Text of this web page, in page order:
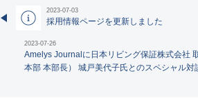
2023-07-03
採用情報ページを更新しました
2023-07-26
Amelys Journalに日本リビング保証株式会社
本部 本部長） 城戸美代子氏とのスペシャル対